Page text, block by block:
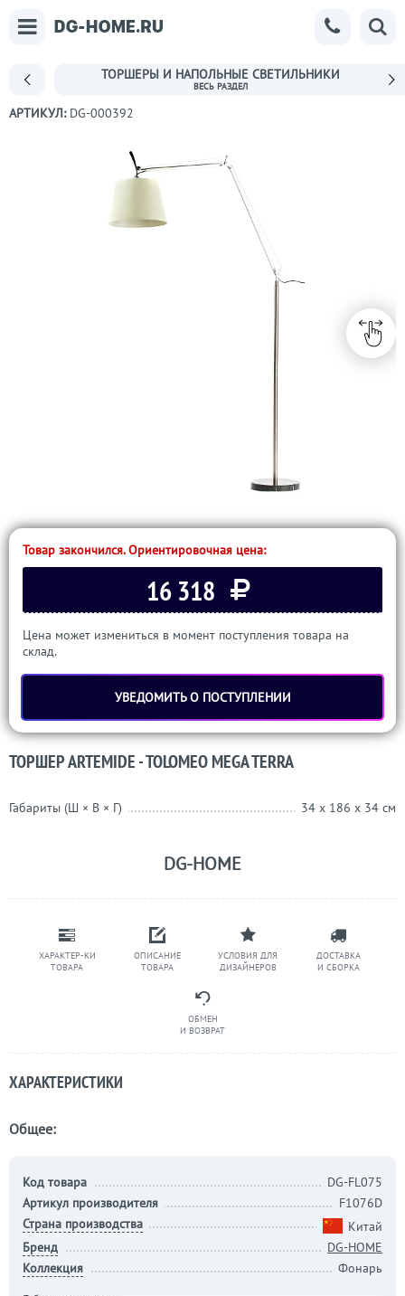
ТОРШЕРЫ И НАПОЛЬНЫЕ СВЕТИЛЬНИКИ
АРТИКУЛ: DG-000392
ХАРАКТЕР-КИ
ТОВАРА
ОПИСАНИЕ
ТОВАРА
УСЛОВИЯ ДЛЯ
ДИЗАЙНЕРОВ
ДОСТАВКА
И СБОРКА
ОБМЕН
И ВОЗВРАТ
Товар закончился. Ориентировочная цена:
16 318
Цена может измениться в момент поступления товара на
склад.
УВЕДОМИТЬ О ПОСТУПЛЕНИИ
ТОРШЕР ARTEMIDE - TOLOMEO MEGA TERRA
Габариты (Ш × В × Г) 34 x 186 x 34 см
DG-HOME
ХАРАКТЕРИСТИКИ
Общее:
Код товара
DG-FL075
Артикул производителя
F1076D
Страна производства
Китай
Бренд
DG-HOME
Коллекция
Фонарь